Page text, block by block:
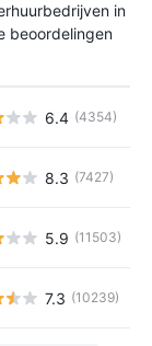
in
beoordelingen
6.4 (4354)
8.3 (7427)
5.9 (11503)
7.3 (10239)